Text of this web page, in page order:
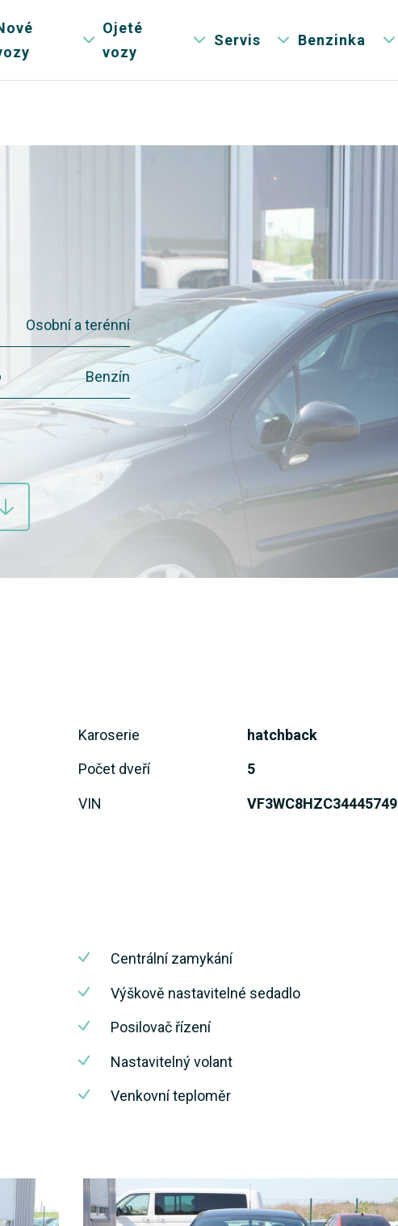
Ojeté
vozy
Servis Benzinka
Osobní a terénní
Benzín
Karoserie hatchback
Počet dveří 5
VIN VF3WC8HZC34445749
Centrální zamykání
Výškově nastavitelné sedadlo
Posilovač řízení
Nastavitelný volant
Venkovní teploměr